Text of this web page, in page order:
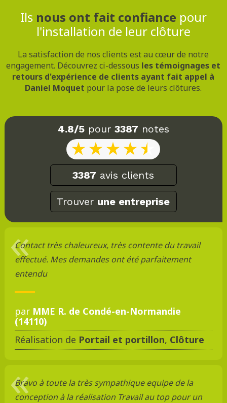
Ils nous ont fait confiance pour
l'installation de leur clôture
La satisfaction de nos clients est au cœur de notre
engagement. Découvrez ci-dessous les témoignages et
retours d'expérience de clients ayant fait appel à
Daniel Moquet pour la pose de leurs clôtures.
4.8/5pour 3387 notes
3387 avis clients
Trouver une entreprise
Contact très chaleureux, très contente du travail
effectué. Mes demandes ont été parfaitement
entendu
par MME R. de Condé-en-Normandie
(14110)
Réalisation de Portail et portillon, Clôture
Bravo à toute la très sympathique equipe de la
conception à la réalisation Travail au top pour un